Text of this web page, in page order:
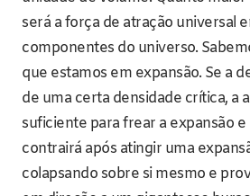
será a força de atração universal
componentes do universo.
que estamos em expansão. Se a
de uma certa densidade crítica, a
suficiente para frear a expansão
contrairá após atingir uma
colapsando sobre si mesmo e